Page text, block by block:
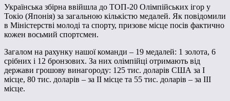
Українська збірна ввійшла до ТОП-20 Олімпійських ігор у
Токіо (Японія) за загальною кількістю медалей. Як повідомили
в Міністерстві молоді та спорту, призове місце посів фактично
кожен восьмий спортсмен.
Загалом на рахунку нашої команди – 19 медалей: 1 золота, 6
срібних і 12 бронзових. За них олімпійці отримають від
держави грошову винагороду: 125 тис. доларів США за І
місце, 80 тис. доларів – за ІІ місце та 55 тис. доларів – за ІІІ
місце.